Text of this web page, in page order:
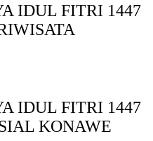
IDUL FITRI 1447
IDUL FITRI 1447
KONAWE